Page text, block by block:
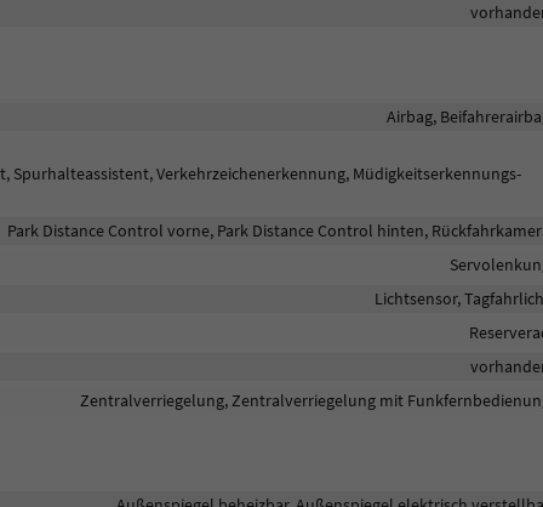
Airbag,
Verkehrzeichenerkennung, Müdigkeitserkennungs-
Park Distance Control vorne, Park Distance Control hinten,
Lichtsensor,
Zentralverriegelung, Zentralverriegelung mit